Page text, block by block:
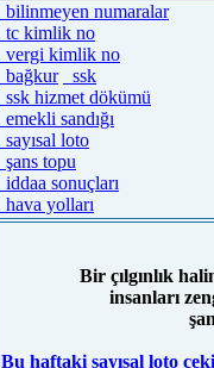
bilinmeyen numaralar
tc kimlik no
vergi kimlik no
bağkur
ssk
ssk hizmet dökümü
emekli sandığı
sayısal loto
şans topu
iddaa sonuçları
hava yolları
Bir çılgınlık
insanları
Bu haftaki sayısal loto